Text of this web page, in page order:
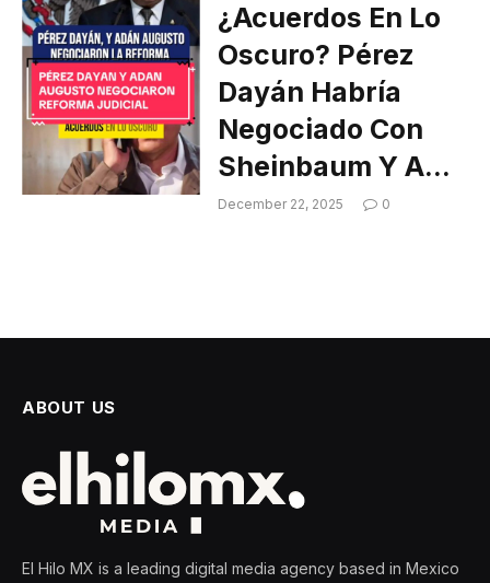
¿Acuerdos En Lo
Oscuro? Pérez
Dayán Habría
Negociado Con
Sheinbaum Y A…
December 22, 2025 0
ABOUT US
El Hilo MX is a leading digital media agency based in Mexico